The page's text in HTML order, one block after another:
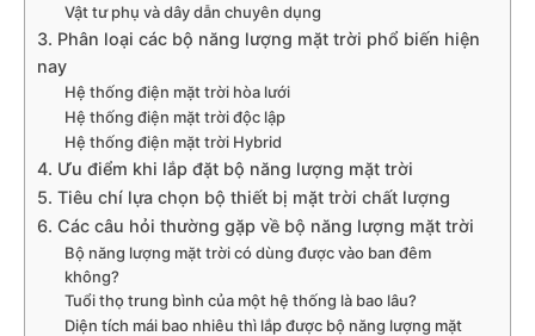
Vật tư phụ và dây dẫn chuyên dụng
3. Phân loại các bộ năng lượng mặt trời phổ biến hiện
nay
Hệ thống điện mặt trời hòa lưới
Hệ thống điện mặt trời độc lập
Hệ thống điện mặt trời Hybrid
4. Ưu điểm khi lắp đặt bộ năng lượng mặt trời
5. Tiêu chí lựa chọn bộ thiết bị mặt trời chất lượng
6. Các câu hỏi thường gặp về bộ năng lượng mặt trời
Bộ năng lượng mặt trời có dùng được vào ban đêm
không?
Tuổi thọ trung bình của một hệ thống là bao lâu?
Diện tích mái bao nhiêu thì lắp được bộ năng lượng mặt